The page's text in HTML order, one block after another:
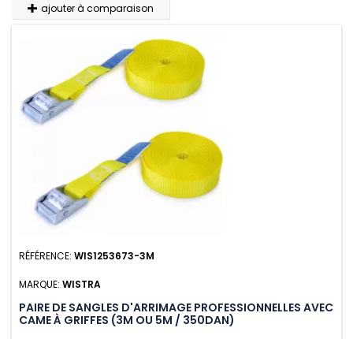
ajouter à comparaison
RÉFÉRENCE: WIS1253673-3M
MARQUE: WISTRA
PAIRE DE SANGLES D'ARRIMAGE PROFESSIONNELLES AVEC
CAME À GRIFFES (3M OU 5M / 350DAN)